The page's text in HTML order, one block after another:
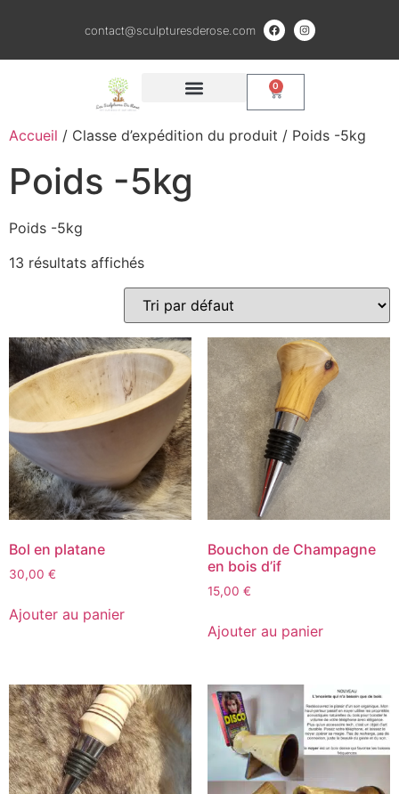
contact@sculpturesderose.com
0
Accueil / Classe d’expédition du produit / Poids -5kg
Poids -5kg
Poids -5kg
13 résultats affichés
Bol en platane
30,00 €
Ajouter au panier
Bouchon de Champagne
en bois d’if
15,00 €
Ajouter au panier